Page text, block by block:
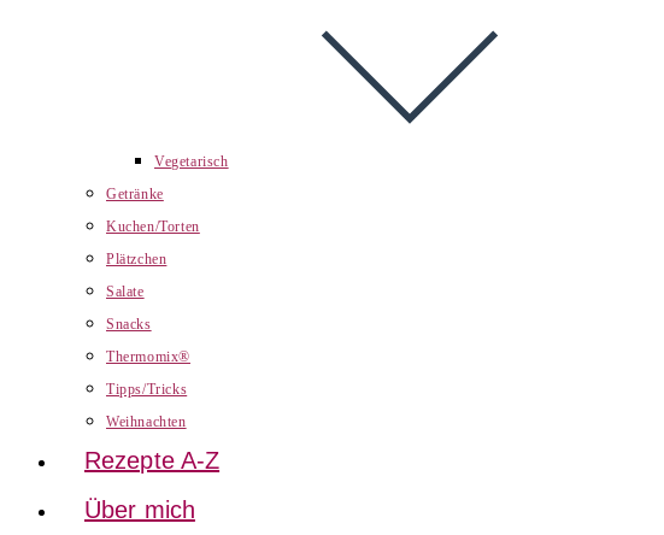
Vegetarisch
Getränke
Kuchen/Torten
Plätzchen
Salate
Snacks
Thermomix®
Tipps/Tricks
Weihnachten
Rezepte A-Z
Über mich